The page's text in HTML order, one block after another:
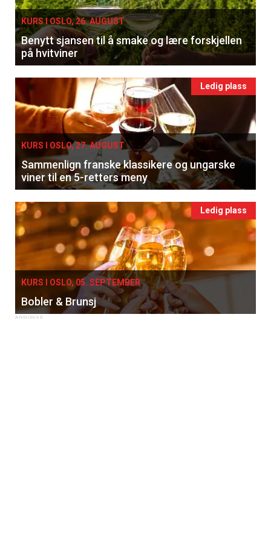
KURS I OSLO, 26. AUGUST
Benytt sjansen til å smake og lære forskjellen
på hvitviner
Ledig plass
KURS I OSLO, 27. AUGUST
Sammenlign franske klassikere og ungarske
viner til en 5-retters meny
Ledig plass
KURS I OSLO, 05. SEPTEMBER
Bobler & Brunsj